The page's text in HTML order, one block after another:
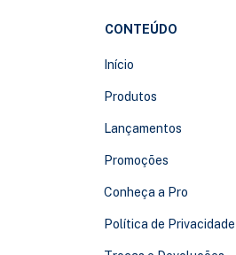
CONTEÚDO
Início
Produtos
Lançamentos
Promoções
Conheça a Pro
Política de Privacidade